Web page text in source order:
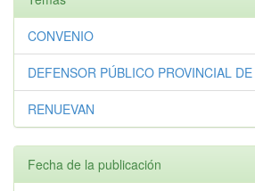
CONVENIO
DEFENSOR PÚBLICO PROVINCIAL
RENUEVAN
Fecha de la publicación